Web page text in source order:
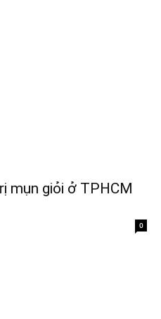
mụn giỏi ở TPHCM
0